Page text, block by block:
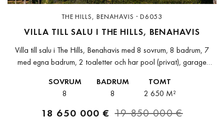
THE HILLS, BENAHAVIS · D6053
VILLA TILL SALU I THE HILLS, BENAHAVIS
Villa till salu i The Hills, Benahavis med 8 sovrum, 8 badrum, 7
med egna badrum, 2 toaletter och har pool (privat), garage
SOVRUM
8
BADRUM
8
TOMT
2 650 M²
18 650 000 € 19 850 000 €